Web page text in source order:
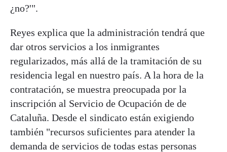
¿no?'".
Reyes explica que la administración tendrá que
dar otros servicios a los inmigrantes
regularizados, más allá de la tramitación de su
residencia legal en nuestro país. A la hora de la
contratación, se muestra preocupada por la
inscripción al Servicio de Ocupación de de
Cataluña. Desde el sindicato están exigiendo
también "recursos suficientes para atender la
demanda de servicios de todas estas personas